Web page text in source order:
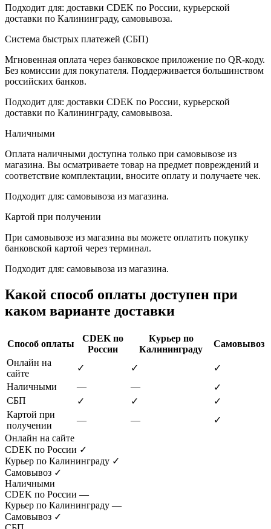
Подходит для: доставки CDEK по России, курьерской
доставки по Калининграду, самовывоза.
Система быстрых платежей (СБП)
Мгновенная оплата через банковское приложение по QR-коду.
Без комиссии для покупателя. Поддерживается большинством
российских банков.
Подходит для: доставки CDEK по России, курьерской
доставки по Калининграду, самовывоза.
Наличными
Оплата наличными доступна только при самовывозе из
магазина. Вы осматриваете товар на предмет повреждений и
соответствие комплектации, вносите оплату и получаете чек.
Подходит для: самовывоза из магазина.
Картой при получении
При самовывозе из магазина вы можете оплатить покупку
банковской картой через терминал.
Подходит для: самовывоза из магазина.
Какой способ оплаты доступен при
каком варианте доставки
Способ оплаты
CDEK по
России
Курьер по
Калининграду
Самовывоз
Онлайн на
сайте
✓ ✓
✓
Наличными
— —
✓
СБП
✓ ✓
✓
Картой при
получении
— —
✓
Онлайн на сайте
CDEK по России ✓
Курьер по Калининграду ✓
Самовывоз ✓
Наличными
CDEK по России —
Курьер по Калининграду —
Самовывоз ✓